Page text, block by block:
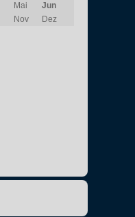
Mai
Jun
Nov
Dez